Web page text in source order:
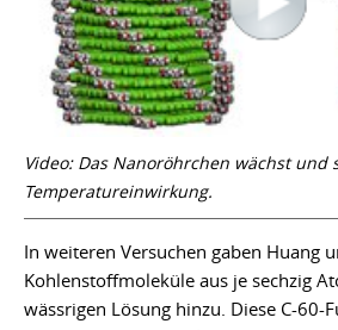
Video: Das Nanoröhrchen wächst
Temperatureinwirkung.
In weiteren Versuchen gaben Huang
Kohlenstoffmoleküle aus je sechzig
wässrigen Lösung hinzu. Diese C-60-